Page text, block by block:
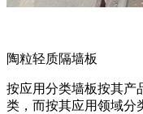
陶粒轻质隔墙板
按应用分类墙板按其产
类，而按其应用领域分